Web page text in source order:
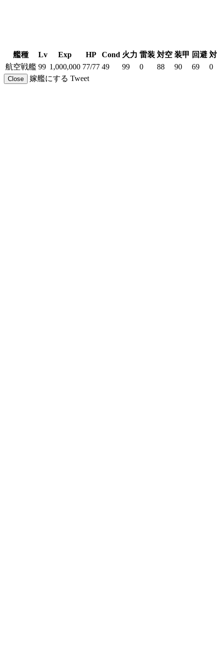
艦種 Lv Exp HP Cond 火力 雷装 対空 装甲 回避
航空戦艦 99 1,000,000 77/77 49 99 0 88 90 69 0
Close 嫁艦にする Tweet